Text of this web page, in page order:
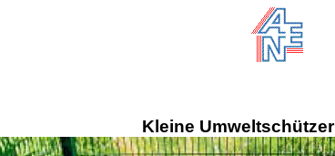
Kleine Umweltschützer